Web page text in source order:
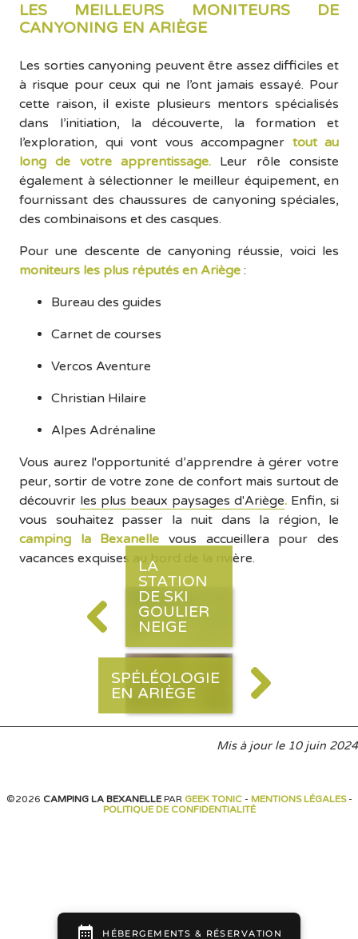
LES MEILLEURS MONITEURS DE
CANYONING EN ARIÈGE
Les sorties canyoning peuvent être assez difficiles et
à risque pour ceux qui ne l’ont jamais essayé. Pour
cette raison, il existe plusieurs mentors spécialisés
dans l’initiation, la découverte, la formation et
l’exploration, qui vont vous accompagner tout au
long de votre apprentissage. Leur rôle consiste
également à sélectionner le meilleur équipement, en
fournissant des chaussures de canyoning spéciales,
des combinaisons et des casques.
Pour une descente de canyoning réussie, voici les
moniteurs les plus réputés en Ariège :
Bureau des guides
Carnet de courses
Vercos Aventure
Christian Hilaire
Alpes Adrénaline
Vous aurez l'opportunité d’apprendre à gérer votre
peur, sortir de votre zone de confort mais surtout de
découvrir les plus beaux paysages d'Ariège. Enfin, si
vous souhaitez passer la nuit dans la région, le
camping la Bexanelle vous accueillera pour des
vacances exquises au bord de la rivière.
LA
STATION
DE SKI
GOULIER
NEIGE
SPÉLÉOLOGIE
EN ARIÈGE
Mis à jour le 10 juin 2024
©2026 CAMPING LA BEXANELLEPAR GEEK TONIC- MENTIONS LÉGALES-
POLITIQUE DE CONFIDENTIALITÉ